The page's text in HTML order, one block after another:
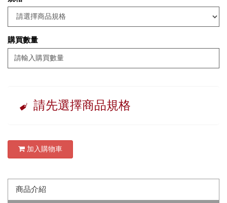
購買數量
請先選擇商品規格
加入購物車
商品介紹